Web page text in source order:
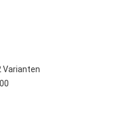
Varianten